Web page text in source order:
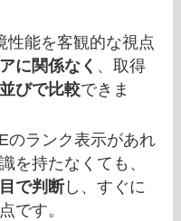
性能を客観的な視点
に関係なく 、取得
びで比較できま
のランク表示があれ
を持たなくても、
で判断し、すぐに
です。